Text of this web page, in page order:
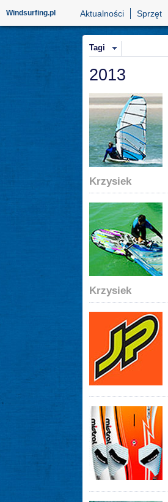
Windsurfing.pl Aktualności Sprzęt
Tagi
2013
Krzysiek
Krzysiek